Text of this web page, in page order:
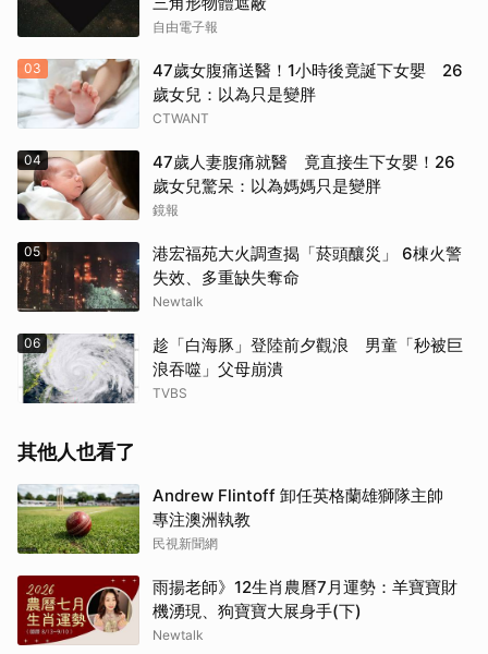
自由電子報
03
47歲女腹痛送醫！1小時後竟誕下女嬰 26
歲女兒：以為只是變胖
CTWANT
04
47歲人妻腹痛就醫 竟直接生下女嬰！26
歲女兒驚呆：以為媽媽只是變胖
鏡報
05
港宏福苑大火調查揭「菸頭釀災」 6棟火警
失效、多重缺失奪命
Newtalk
06
趁「白海豚」登陸前夕觀浪 男童「秒被巨
浪吞噬」父母崩潰
TVBS
其他人也看了
Andrew Flintoff 卸任英格蘭雄獅隊主帥
專注澳洲執教
民視新聞網
雨揚老師》12生肖農曆7月運勢：羊寶寶財
機湧現、狗寶寶大展身手(下)
Newtalk